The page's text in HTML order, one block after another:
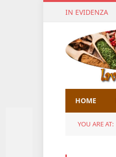
IN EVIDENZA
HOME
YOU ARE AT: